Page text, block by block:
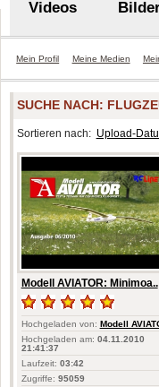
Videos
Mein Profil Meine Medien
SUCHE NACH:
Sortieren nach: Upload-
Modell AVIATOR: Minimoa..
Hochgeladen von: Modell
Hochgeladen am: 04.11.2010
21:41:37
Laufzeit: 03:42
Zugriffe: 95059